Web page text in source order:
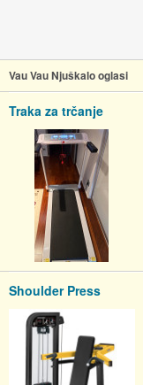
Vau Vau Njuškalo oglasi
Traka za trčanje
Shoulder Press